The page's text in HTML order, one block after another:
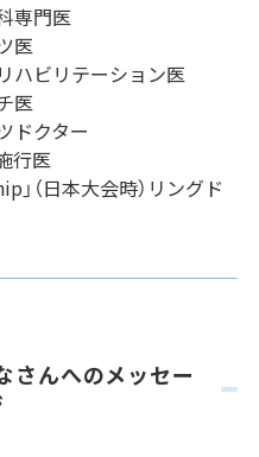
専門医
医
ハビリテーション医
医
ドクター
行医
（日本大会時）リングド
さんへのメッセー